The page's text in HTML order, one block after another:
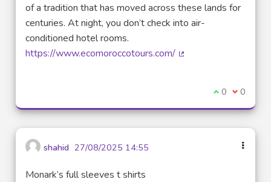
of a tradition that has moved across these lands for
centuries. At night, you don’t check into air-
conditioned hotel rooms.
https://www.ecomoroccotours.com/
I agree with
0 I 0
shahid 27/08/2025 14:55
Monark’s full sleeves t shirts